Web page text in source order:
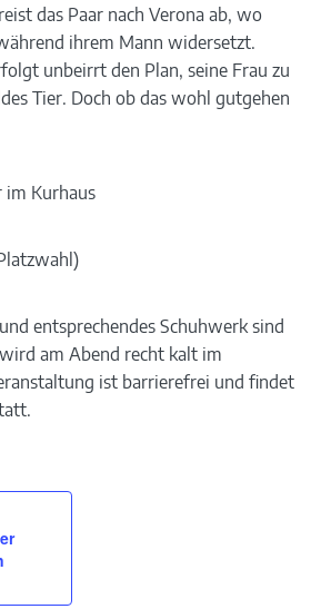
das Paar nach Verona ab, wo
ihrem Mann widersetzt.
unbeirrt den Plan, seine Frau zu
Tier. Doch ob das wohl gutgehen
im Kurhaus
entsprechendes Schuhwerk sind
am Abend recht kalt im
ist barrierefrei und findet